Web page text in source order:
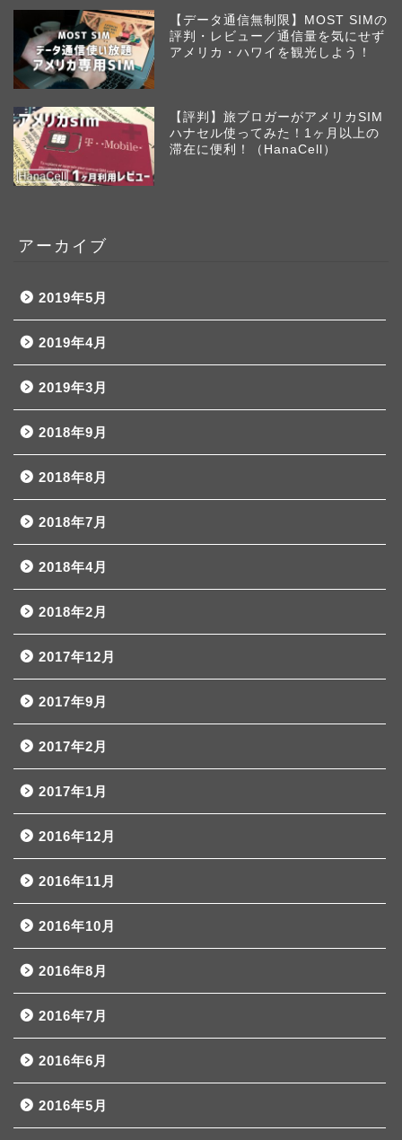
【データ通信無制限】MOST SIMの
評判・レビュー／通信量を気にせず
アメリカ・ハワイを観光しよう！
【評判】旅ブロガーがアメリカSIM
ハナセル使ってみた！1ヶ月以上の
滞在に便利！（HanaCell）
アーカイブ
2019年5月
2019年4月
2019年3月
2018年9月
2018年8月
2018年7月
2018年4月
2018年2月
2017年12月
2017年9月
2017年2月
2017年1月
2016年12月
2016年11月
2016年10月
2016年8月
2016年7月
2016年6月
2016年5月